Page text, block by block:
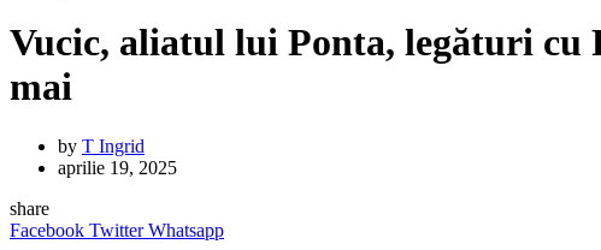
Vucic, aliatul lui Ponta, legături cu
mai
by T Ingrid
aprilie 19, 2025
share
Facebook Twitter Whatsapp